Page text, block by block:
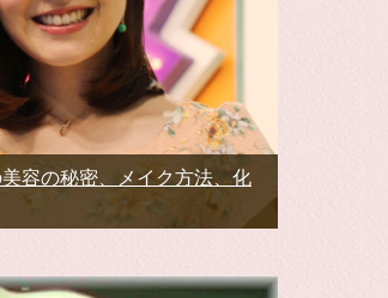
容の秘密、メイク方法、化